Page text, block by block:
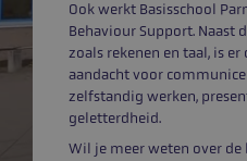
Ook werkt Basisschool
Behaviour Support. Naast
zoals rekenen en taal, is er
aandacht voor
zelfstandig werken,
geletterdheid.
Wil je meer weten over de